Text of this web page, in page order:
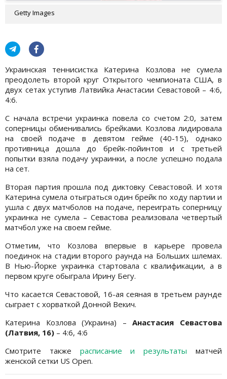
Getty Images
Украинская теннисистка Катерина Козлова не сумела
преодолеть второй круг Открытого чемпионата США, в
двух сетах уступив Латвийка Анастасии Севастовой – 4:6,
4:6.
С начала встречи украинка повела со счетом 2:0, затем
соперницы обменивались брейками. Козлова лидировала
на своей подаче в девятом гейме (40-15), однако
противница дошла до брейк-пойинтов и с третьей
попытки взяла подачу украинки, а после успешно подала
на сет.
Вторая партия прошла под диктовку Севастовой. И хотя
Катерина сумела отыграться один брейк по ходу партии и
ушла с двух матчболов на подаче, переиграть соперницу
украинка не сумела – Севастова реализовала четвертый
матчбол уже на своем гейме.
Отметим, что Козлова впервые в карьере провела
поединок на стадии второго раунда на Больших шлемах.
В Нью-Йорке украинка стартовала с квалификации, а в
первом круге обыграла Ирину Бегу.
Что касается Севастовой, 16-ая сеяная в третьем раунде
сыграет с хорваткой Донной Векич.
Катерина Козлова (Украина) – Анастасия Севастова
(Латвия, 16) – 4:6, 4:6
Смотрите также расписание и результаты матчей
женской сетки US Open.